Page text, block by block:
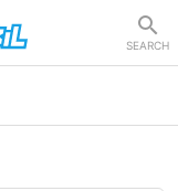
SEARCH